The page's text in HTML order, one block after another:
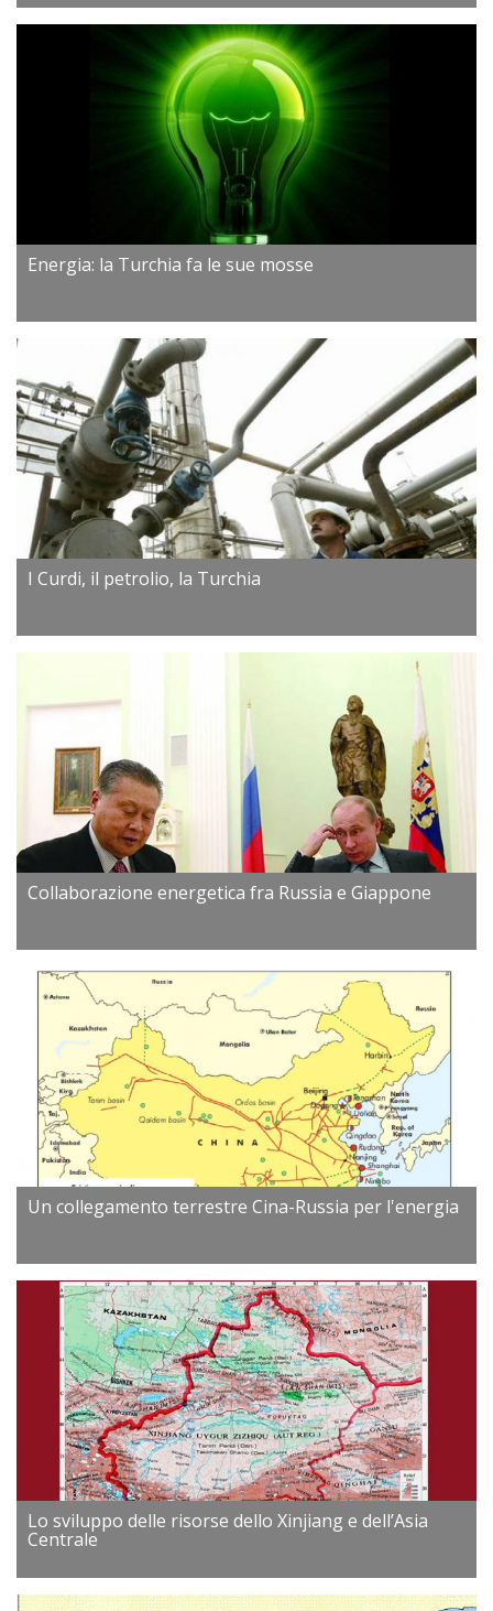
Energia: la Turchia fa le sue mosse
I Curdi, il petrolio, la Turchia
Collaborazione energetica fra Russia e Giappone
Un collegamento terrestre Cina-Russia per l'energia
Lo sviluppo delle risorse dello Xinjiang e dell’Asia
Centrale